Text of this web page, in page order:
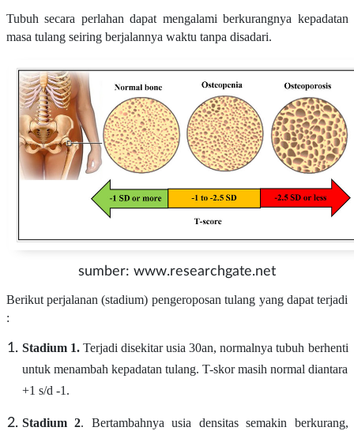
Tubuh secara perlahan dapat mengalami berkurangnya kepadatan
masa tulang seiring berjalannya waktu tanpa disadari.
sumber: www.researchgate.net
Berikut perjalanan (stadium) pengeroposan tulang yang dapat terjadi
:
Stadium 1. Terjadi disekitar usia 30an, normalnya tubuh berhenti
untuk menambah kepadatan tulang. T-skor masih normal diantara
+1 s/d -1.
Stadium 2. Bertambahnya usia densitas semakin berkurang,